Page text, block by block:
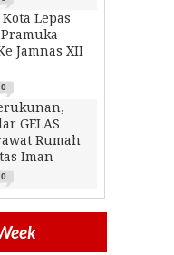
Lepas
Jamnas XII
0
GELAS
Rumah
Iman
0